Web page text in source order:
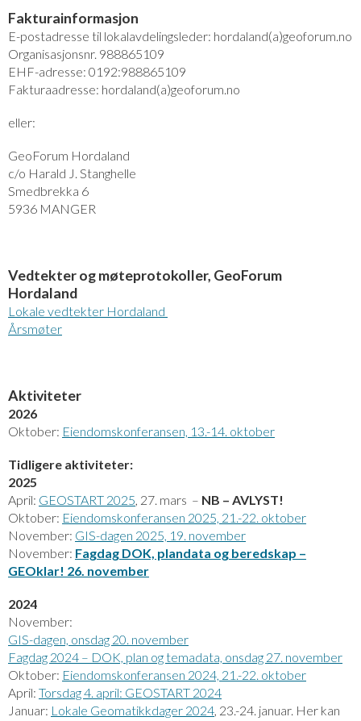
Fakturainformasjon
E-postadresse til lokalavdelingsleder: hordaland(a)geoforum.no
Organisasjonsnr. 988865109
EHF-adresse: 0192:988865109
Fakturaadresse: hordaland(a)geoforum.no
eller:
GeoForum Hordaland
c/o Harald J. Stanghelle
Smedbrekka 6
5936 MANGER
Vedtekter og møteprotokoller, GeoForum
Hordaland
Lokale vedtekter Hordaland
Årsmøter
Aktiviteter
2026
Oktober: Eiendomskonferansen, 13.-14. oktober
Tidligere aktiviteter:
2025
April: GEOSTART 2025, 27. mars – NB – AVLYST!
Oktober: Eiendomskonferansen 2025, 21.-22. oktober
November: GIS-dagen 2025, 19. november
November: Fagdag DOK, plandata og beredskap –
GEOklar! 26. november
2024
November:
GIS-dagen, onsdag 20. november
Fagdag 2024 – DOK, plan og temadata, onsdag 27. november
Oktober: Eiendomskonferansen 2024, 21.-22. oktober
April: Torsdag 4. april: GEOSTART 2024
Januar: Lokale Geomatikkdager 2024, 23.-24. januar. Her kan